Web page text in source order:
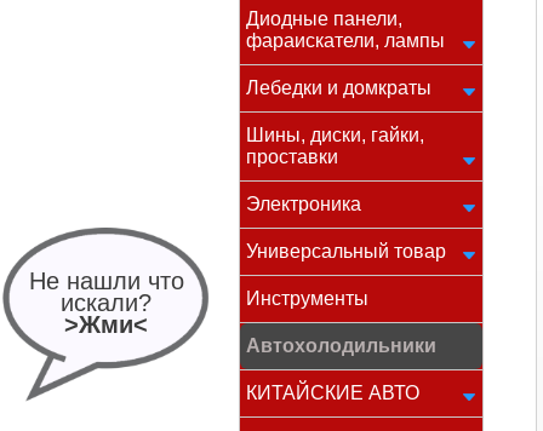
Не нашли что
искали?
>Жми<
Диодные панели,
фараискатели, лампы
Лебедки и домкраты
Шины, диски, гайки,
проставки
Электроника
Универсальный товар
Инструменты
Автохолодильники
КИТАЙСКИЕ АВТО